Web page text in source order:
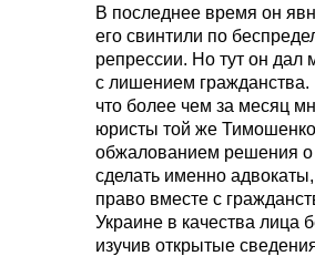
В последнее время он
его свинтили по
репрессии. Но тут он дал
с лишением
что более чем за месяц
юристы той же Тимошенко
обжалованием решения
сделать именно
право вместе с
Украине в качества лица
изучив открытые